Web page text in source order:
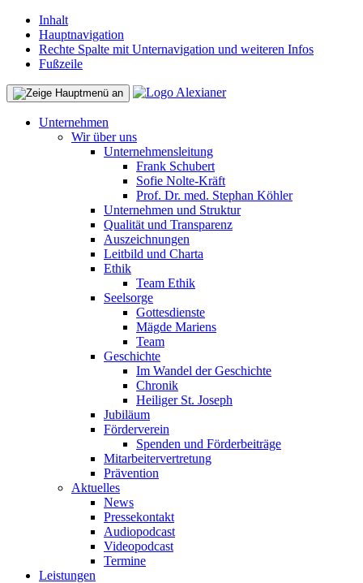
Inhalt
Hauptnavigation
Rechte Spalte mit Unternavigation und weiteren Infos
Fußzeile
Unternehmen
Wir über uns
Unternehmensleitung
Frank Schubert
Sofie Nolte-Kräft
Prof. Dr. med. Stephan Köhler
Unternehmen und Struktur
Qualität und Transparenz
Auszeichnungen
Leitbild und Charta
Ethik
Team Ethik
Seelsorge
Gottesdienste
Mägde Mariens
Team
Geschichte
Im Wandel der Geschichte
Chronik
Heiliger St. Joseph
Jubiläum
Förderverein
Spenden und Förderbeiträge
Mitarbeitervertretung
Prävention
Aktuelles
News
Pressekontakt
Audiopodcast
Videopodcast
Termine
Leistungen